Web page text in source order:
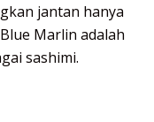
jantan hanya
Marlin adalah
sashimi.